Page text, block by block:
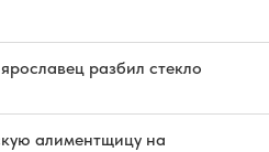
разбил стекло
алиментщицу на